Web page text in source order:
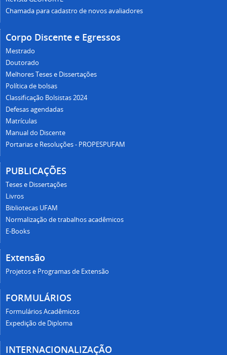
Chamada para cadastro de novos avaliadores
Corpo Discente e Egressos
Mestrado
Doutorado
Melhores Teses e Dissertações
Política de bolsas
Classificação Bolsistas 2024
Defesas agendadas
Matrículas
Manual do Discente
Portarias e Resoluções - PROPESPUFAM
PUBLICAÇÕES
Teses e Dissertações
Livros
Bibliotecas UFAM
Normalização de trabalhos acadêmicos
E-Books
Extensão
Projetos e Programas de Extensão
FORMULÁRIOS
Formulários Acadêmicos
Expedição de Diploma
INTERNACIONALIZAÇÃO